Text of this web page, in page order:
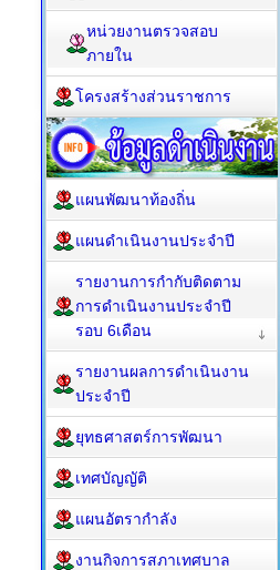
หน่วยงานตรวจสอบ
ภายใน
โครงสร้างส่วนราชการ
แผนพัฒนาท้องถิ่น
แผนดำเนินงานประจำปี
รายงานการกำกับติดตาม
การดำเนินงานประจำปี
รอบ 6เดือน
รายงานผลการดำเนินงาน
ประจำปี
ยุทธศาสตร์การพัฒนา
เทศบัญญัติ
แผนอัตรากำลัง
งานกิจการสภาเทศบาล